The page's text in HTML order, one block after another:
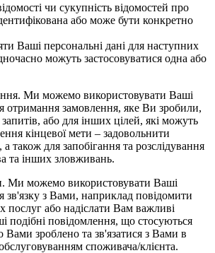
чи сукупність відомостей про
або може бути конкретно
Ваші персональні дані для наступних
можуть застосовуватися одна або
Ми можемо використовувати Ваші
отримання замовлення, яке Ви зробили,
або для інших цілей, які можуть
кінцевої мети – задовольнити
також для запобігання та розслідування
та інших зловживань.
Ми можемо використовувати Ваші
зв'язку з Вами, наприклад повідомити
послуг або надіслати Вам важливі
подібні повідомлення, що стосуються
Вами зроблено та зв'язатися з Вами в
споживача/клієнта.